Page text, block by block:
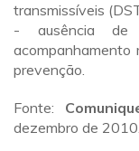
transmissíveis
- ausência de
acompanhamento
prevenção.
Fonte:
dezembro de 2010.